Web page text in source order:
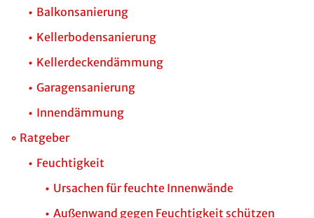
Balkonsanierung
Kellerbodensanierung
Kellerdeckendämmung
Garagensanierung
Innendämmung
Ratgeber
Feuchtigkeit
Ursachen für feuchte Innenwände
Außenwand gegen Feuchtigkeit schützen